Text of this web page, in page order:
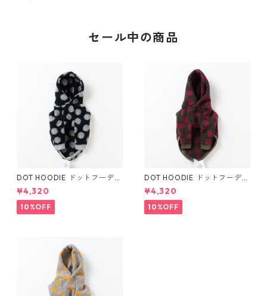
セール中の商品
DOT HOODIE ドットフーディ
(ブラック)
¥4,320
10%OFF
DOT HOODIE ドットフーディ
(ピンク)
¥4,320
10%OFF